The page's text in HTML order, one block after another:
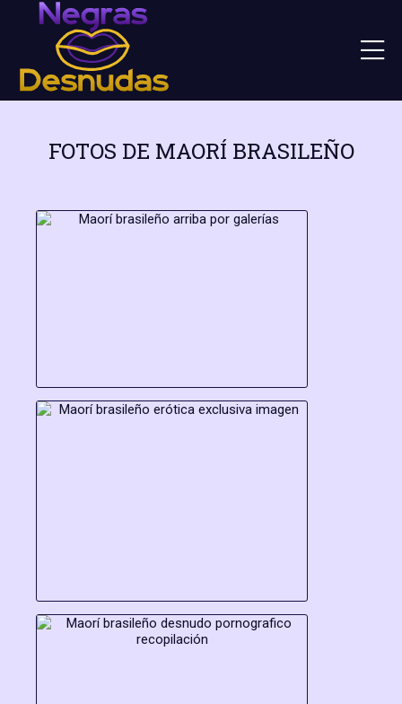
FOTOS DE MAORÍ BRASILEÑO